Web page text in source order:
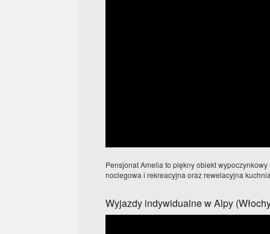
Pensjonat Amelia to piękny obiekt
noclegowa i rekreacyjna oraz rewelacyjna
Wyjazdy indywidualne w Alpy